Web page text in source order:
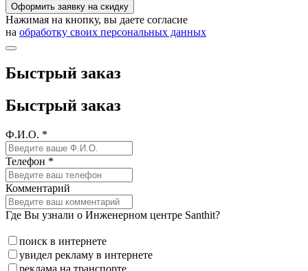
Оформить заявку на скидку
Нажимая на кнопку, вы даете согласие
на обработку своих персональных данных
Быстрый заказ
Быстрый заказ
Ф.И.О. *
Телефон *
Комментарий
Где Вы узнали о Инженерном центре Santhit?
поиск в интернете
увидел рекламу в интернете